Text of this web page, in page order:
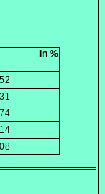
in %